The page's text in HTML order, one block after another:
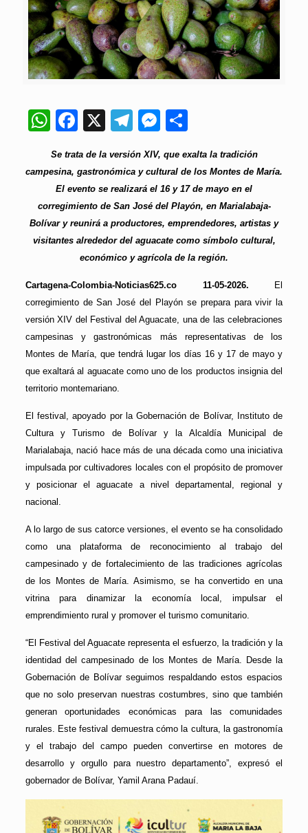
WhatsApp
Facebook
X Telegram
Messenger
Se trata de la versión XIV, que exalta la tradición
campesina, gastronómica y cultural de los Montes de María.
El evento se realizará el 16 y 17 de mayo en el
corregimiento de San José del Playón, en Marialabaja-
Bolívar y reunirá a productores, emprendedores, artistas y
visitantes alrededor del aguacate como símbolo cultural,
económico y agrícola de la región.
Cartagena-Colombia-Noticias625.co 11-05-2026.
El
corregimiento de San José del Playón se prepara para vivir la
versión XIV del Festival del Aguacate, una de las celebraciones
campesinas y gastronómicas más representativas de los
Montes de María, que tendrá lugar los días 16 y 17 de mayo y
que exaltará al aguacate como uno de los productos insignia del
territorio montemariano.
El festival, apoyado por la Gobernación de Bolívar, Instituto de
Cultura y Turismo de Bolívar y la Alcaldía Municipal de
Marialabaja, nació hace más de una década como una iniciativa
impulsada por cultivadores locales con el propósito de promover
y posicionar el aguacate a nivel departamental, regional y
nacional.
A lo largo de sus catorce versiones, el evento se ha consolidado
como una plataforma de reconocimiento al trabajo del
campesinado y de fortalecimiento de las tradiciones agrícolas
de los Montes de María. Asimismo, se ha convertido en una
vitrina para dinamizar la economía local, impulsar el
emprendimiento rural y promover el turismo comunitario.
“El Festival del Aguacate representa el esfuerzo, la tradición y la
identidad del campesinado de los Montes de María. Desde la
Gobernación de Bolívar seguimos respaldando estos espacios
que no solo preservan nuestras costumbres, sino que también
generan oportunidades económicas para las comunidades
rurales. Este festival demuestra cómo la cultura, la gastronomía
y el trabajo del campo pueden convertirse en motores de
desarrollo y orgullo para nuestro departamento”, expresó el
gobernador de Bolívar, Yamil Arana Padauí.